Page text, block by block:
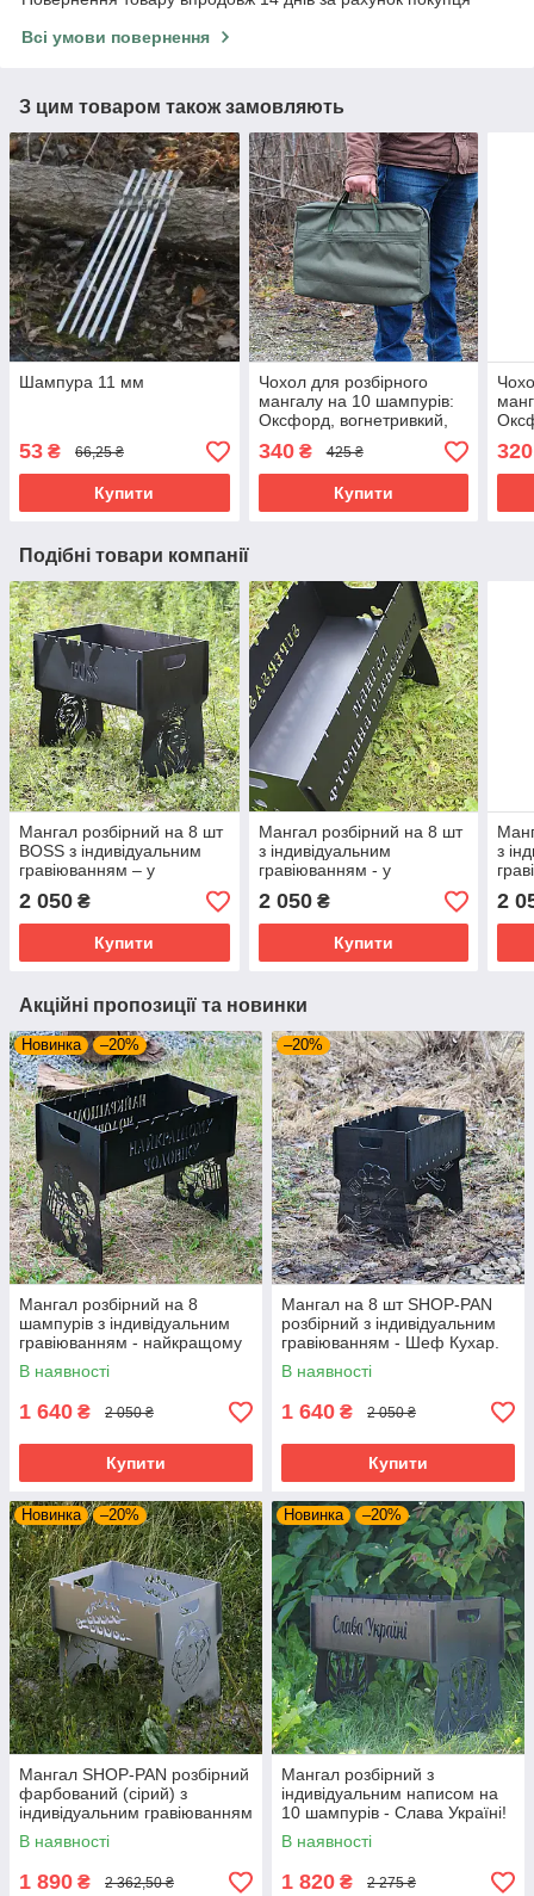
Всі умови повернення
З цим товаром також замовляють
Шампура 11 мм
53 ₴ 66,25 ₴
Купити
Чохол для розбірного
мангалу на 10 шампурів:
Оксфорд, вогнетривкий,
захист від бруду та вологи
340₴ 425 ₴
Купити
320
Подібні товари компанії
Мангал розбірний на 8 шт
BOSS з індивідуальним
гравіюванням – у
подарунка
2 050 ₴
Купити
Мангал розбірний на 8 шт
з індивідуальним
гравіюванням - у
подарунка
2 050₴
Купити
з
2
Акційні пропозиції та новинки
Новинка –20%
Мангал розбірний на 8
шампурів з індивідуальним
гравіюванням - найкращому
чоловікові. Мангал для
подарунка
В наявності
1 640 ₴ 2 050 ₴
Купити
–20%
Мангал на 8 шт SHOP-PAN
розбірний з індивідуальним
гравіюванням - Шеф Кухар.
Подарунковий мангал
В наявності
1 640 ₴ 2 050 ₴
Купити
Новинка –20%
Мангал SHOP-PAN розбірний
фарбований (сірий) з
індивідуальним гравіюванням
на 8 шампурів. Подарунковий
мангал
В наявності
1 890 ₴ 2 362,50 ₴
Новинка –20%
Мангал розбірний з
індивідуальним написом на
10 шампурів - Слава Україні!
Розмір – 500х300х440 мм
В наявності
1 820 ₴ 2 275 ₴